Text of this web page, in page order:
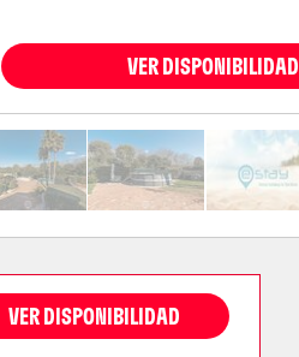
VER DISPONIBILIDAD
VER DISPONIBILIDAD